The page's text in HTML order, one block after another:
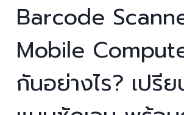
Barcode
Mobile
กันอย่างไร? เปรี